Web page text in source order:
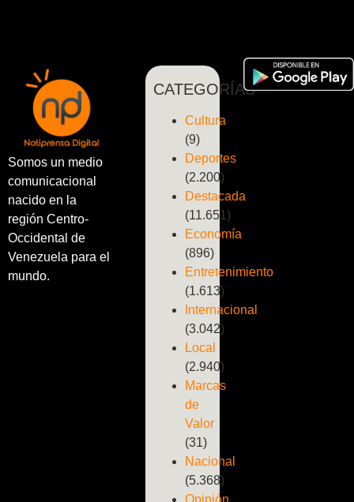
Somos un medio
comunicacional
nacido en la
región Centro-
Occidental de
Venezuela para el
mundo.
CATEGORÍAS
Cultura
(9)
Deportes
(2.200)
Destacada
(11.651)
Economía
(896)
Entretenimiento
(1.613)
Internacional
(3.042)
Local
(2.940)
Marcas
de
Valor
(31)
Nacional
(5.368)
Opinión